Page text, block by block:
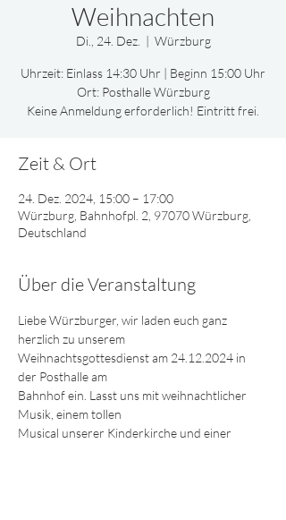
Weihnachten
Di., 24. Dez.
  |
Würzburg
Uhrzeit: Einlass 14:30 Uhr | Beginn 15:00 Uhr
Ort: Posthalle Würzburg
Keine Anmeldung erforderlich! Eintritt frei.
Zeit & Ort
24. Dez. 2024, 15:00 – 17:00
Würzburg, Bahnhofpl. 2, 97070 Würzburg,
Deutschland
Über die Veranstaltung
Liebe Würzburger, wir laden euch ganz
herzlich zu unserem
Weihnachtsgottesdienst am 24.12.2024 in
der Posthalle am
Bahnhof ein. Lasst uns mit weihnachtlicher
Musik, einem tollen
Musical unserer Kinderkirche und einer